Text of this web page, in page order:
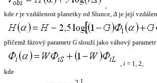
,
kde r je vzdálenost planetky od Slunce,Δ je její
přičemž fázový parametrG slouží jako váhový
, i = 1, 2,
kde